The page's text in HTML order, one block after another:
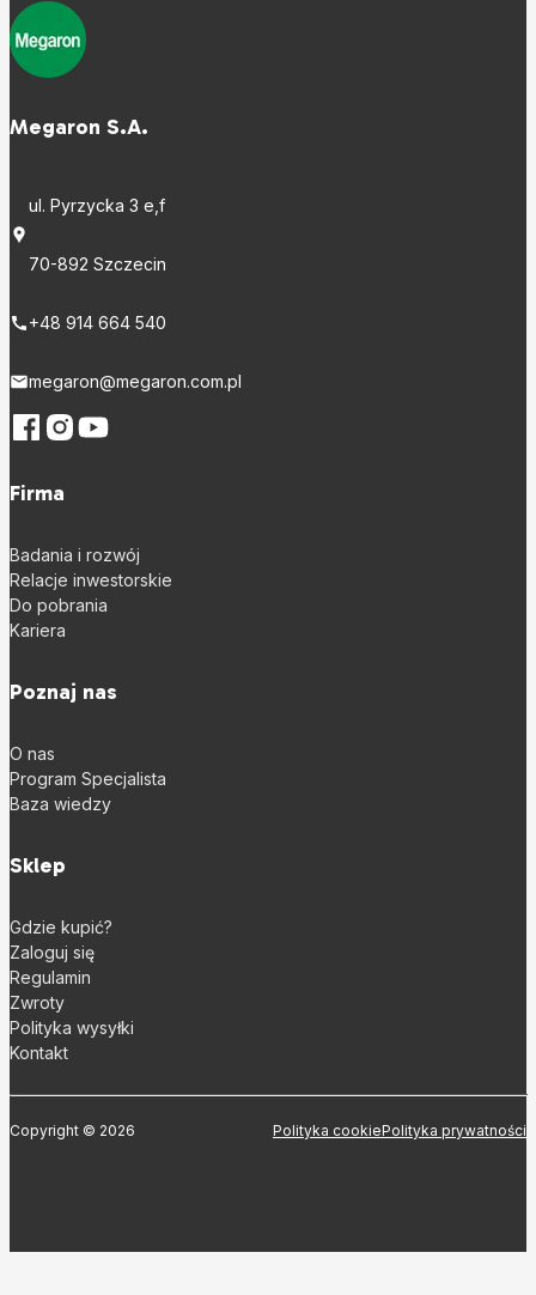
Megaron S.A.
ul. Pyrzycka 3 e,f
70-892 Szczecin
+48 914 664 540
megaron@megaron.com.pl
Firma
Badania i rozwój
Relacje inwestorskie
Do pobrania
Kariera
Poznaj nas
O nas
Program Specjalista
Baza wiedzy
Sklep
Gdzie kupić?
Zaloguj się
Regulamin
Zwroty
Polityka wysyłki
Kontakt
Copyright © 2026 Polityka cookiePolityka prywatności